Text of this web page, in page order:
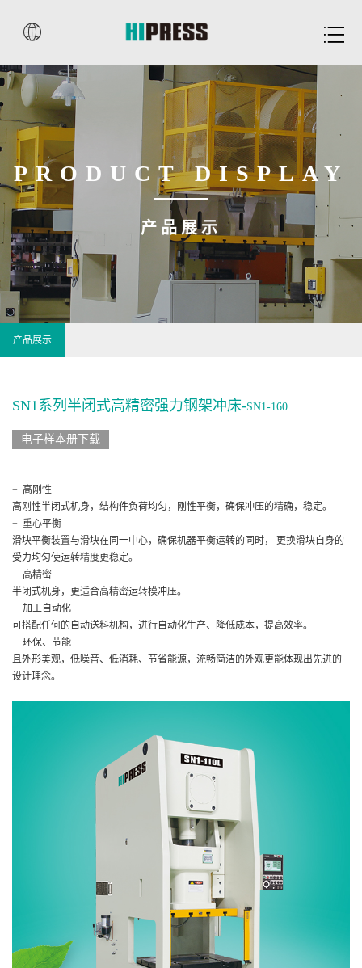


PRODUCT DISPLAY
产品展示
产品展示
SN1系列半闭式高精密强力钢架冲床-SN1-160
电子样本册下载
+ 高刚性
高刚性半闭式机身，结构件负荷均匀，刚性平衡，确保冲压的精确，稳定。
+ 重心平衡
滑块平衡装置与滑块在同一中心，确保机器平衡运转的同时， 更换滑块自身的
受力均匀使运转精度更稳定。
+ 高精密
半闭式机身，更适合高精密运转模冲压。
+ 加工自动化
可搭配任何的自动送料机构，进行自动化生产、降低成本，提高效率。
+ 环保、节能
且外形美观，低噪音、低消耗、节省能源，流畅简洁的外观更能体现出先进的
设计理念。